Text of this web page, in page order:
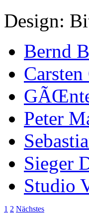
Design:
Bernd
Peter
Sieger
Studio
1 2 Nächstes